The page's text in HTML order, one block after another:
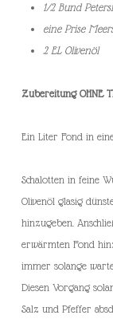
1/2 Bund
eine Prise
2 EL Olivenöl
Zubereitung OHNE
Ein Liter Fond in
Schalotten in feine
Olivenöl glasig
hinzugeben.
erwärmten Fond
immer solange
Diesen Vorgang
Salz und Pfeffer